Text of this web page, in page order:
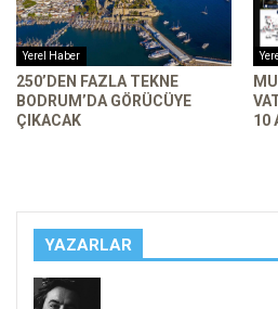
Yerel Haber
250’DEN FAZLA TEKNE
BODRUM’DA GÖRÜCÜYE
ÇIKACAK
10
YAZARLAR